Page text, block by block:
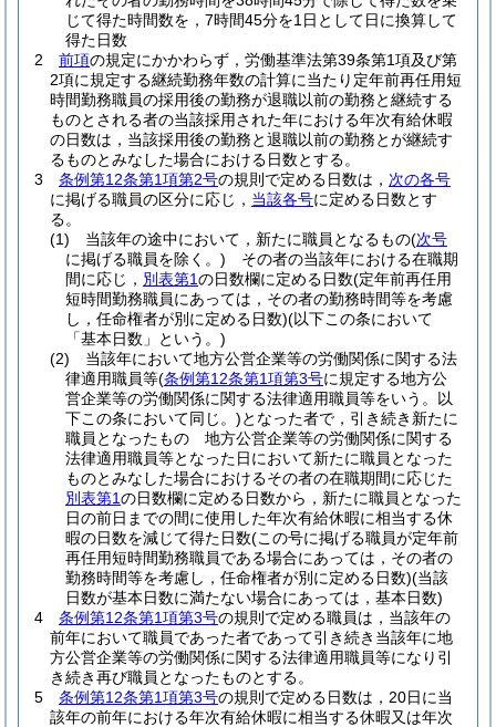
じて得た時間数を，7時間45分を1日として日に換算して
得た日数
2
前項の規定にかかわらず，労働基準法第39条第1項及び第
2項に規定する継続勤務年数の計算に当たり定年前再任用短
時間勤務職員の採用後の勤務が退職以前の勤務と継続する
ものとされる者の当該採用された年における年次有給休暇
の日数は，当該採用後の勤務と退職以前の勤務とが継続す
るものとみなした場合における日数とする。
3
条例第12条第1項第2号の規則で定める日数は， 次の各号
に掲げる職員の区分に応じ， 当該各号に定める日数とす
る。
(1)
当該年の途中において，新たに職員となるもの(次号
に掲げる職員を除く。) その者の当該年における在職期
間に応じ， 別表第1の日数欄に定める日数(定年前再任用
短時間勤務職員にあっては，その者の勤務時間等を考慮
し，任命権者が別に定める日数)(以下この条において
「基本日数」という。)
(2)
当該年において地方公営企業等の労働関係に関する法
律適用職員等(条例第12条第1項第3号に規定する地方公
営企業等の労働関係に関する法律適用職員等をいう。以
下この条において同じ。)となった者で，引き続き新たに
職員となったもの 地方公営企業等の労働関係に関する
法律適用職員等となった日において新たに職員となった
ものとみなした場合におけるその者の在職期間に応じた
別表第1の日数欄に定める日数から，新たに職員となった
日の前日までの間に使用した年次有給休暇に相当する休
暇の日数を減じて得た日数(この号に掲げる職員が定年前
再任用短時間勤務職員である場合にあっては，その者の
勤務時間等を考慮し，任命権者が別に定める日数)(当該
日数が基本日数に満たない場合にあっては，基本日数)
4
条例第12条第1項第3号の規則で定める職員は，当該年の
前年において職員であった者であって引き続き当該年に地
方公営企業等の労働関係に関する法律適用職員等になり引
き続き再び職員となったものとする。
5
条例第12条第1項第3号の規則で定める日数は，20日に当
該年の前年における年次有給休暇に相当する休暇又は年次